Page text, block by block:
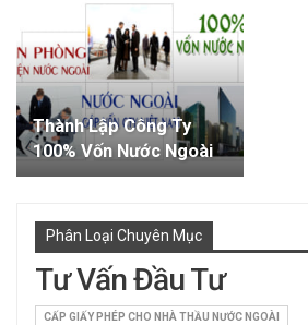
Thành Lập Công Ty
100% Vốn Nước Ngoài
Phân Loại Chuyên Mục
Tư Vấn Đầu Tư
CẤP GIẤY PHÉP CHO NHÀ THẦU NƯỚC NGOÀI